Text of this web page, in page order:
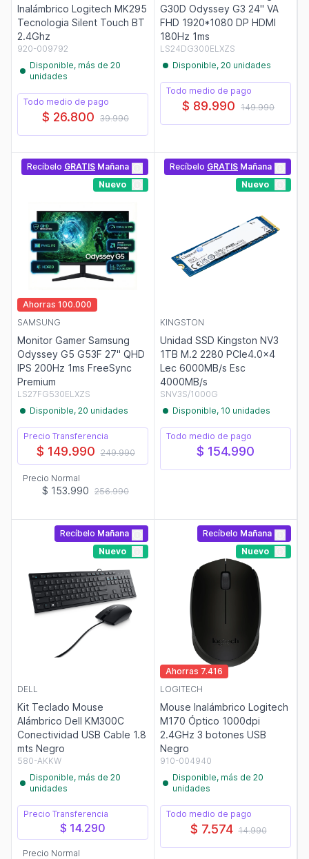
Inalámbrico Logitech MK295
Tecnologia Silent Touch BT
2.4Ghz
920-009792
Disponible, más de 20
unidades
Todo medio de pago
$ 26.800 39.990
G30D Odyssey G3 24" VA
FHD 1920*1080 DP HDMI
180Hz 1ms
LS24DG300ELXZS
Disponible, 20 unidades
Todo medio de pago
$ 89.990 149.990
Recíbelo GRATIS Mañana
Nuevo
Ahorras 100.000
SAMSUNG
Monitor Gamer Samsung
Odyssey G5 G53F 27" QHD
IPS 200Hz 1ms FreeSync
Premium
LS27FG530ELXZS
Disponible, 20 unidades
Precio Transferencia
$ 149.990 249.990
Precio Normal
$ 153.990 256.990
Recíbelo GRATIS Mañana
Nuevo
KINGSTON
Unidad SSD Kingston NV3
1TB M.2 2280 PCIe4.0x4
Lec 6000MB/s Esc
4000MB/s
SNV3S/1000G
Disponible, 10 unidades
Todo medio de pago
$ 154.990
Recíbelo Mañana
Nuevo
DELL
Kit Teclado Mouse
Alámbrico Dell KM300C
Conectividad USB Cable 1.8
mts Negro
580-AKKW
Disponible, más de 20
unidades
Precio Transferencia
$ 14.290
Precio Normal
Recíbelo Mañana
Nuevo
Ahorras 7.416
LOGITECH
Mouse Inalámbrico Logitech
M170 Óptico 1000dpi
2.4GHz 3 botones USB
Negro
910-004940
Disponible, más de 20
unidades
Todo medio de pago
$ 7.574 14.990